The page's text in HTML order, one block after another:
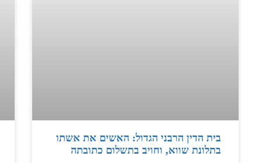
בית הדין הרבני הגדול: האשים את אשתו
בתלונת שווא, וחויב בתשלום כתובתה